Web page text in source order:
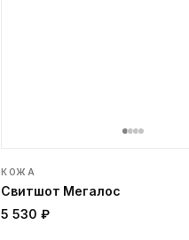
КОЖА
Свитшот Мегалос
5 530 ₽